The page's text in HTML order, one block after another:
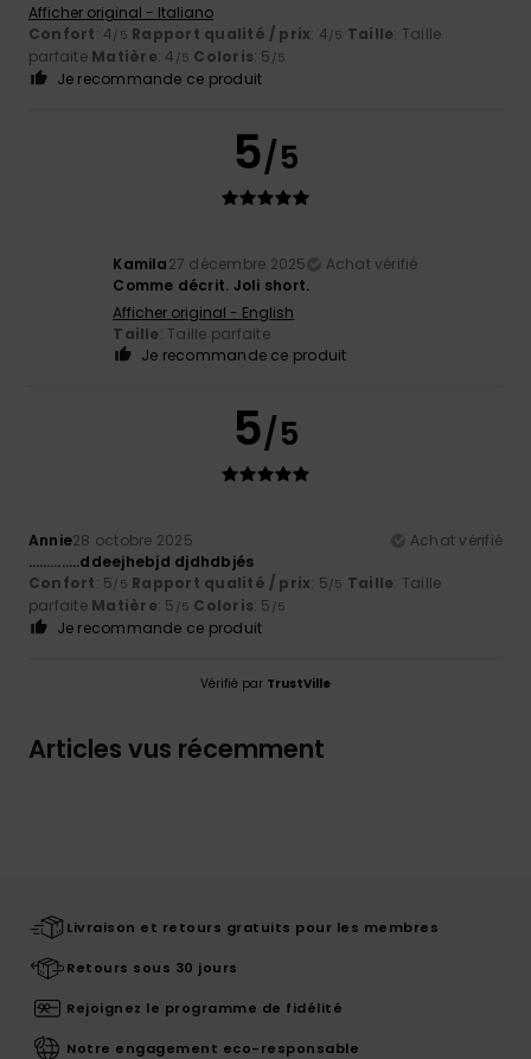
Afficher original - Italiano
Confort: 4/5 Rapport qualité / prix: 4/5 Taille: Taille
parfaite Matière: 4 /5 Coloris: 5 /5
Je recommande ce produit
5/5
Kamila27 décembre 2025
Achat vérifié
Comme décrit. Joli short.
Afficher original - English
Taille: Taille parfaite
Je recommande ce produit
5/5
Annie28 octobre 2025
Achat vérifié
…………..ddeejhebjd djdhdbjés
Confort: 5/5 Rapport qualité / prix: 5/5 Taille: Taille
parfaite Matière: 5 /5 Coloris: 5 /5
Je recommande ce produit
Vérifié par TrustVille
Articles vus récemment
Livraison et retours gratuits pour les membres
Retours sous 30 jours
Rejoignez le programme de fidélité
Notre engagement eco-responsable